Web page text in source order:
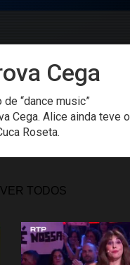
Cega
“dance music”
Cega. Alice ainda teve o
Roseta.
VER TODOS